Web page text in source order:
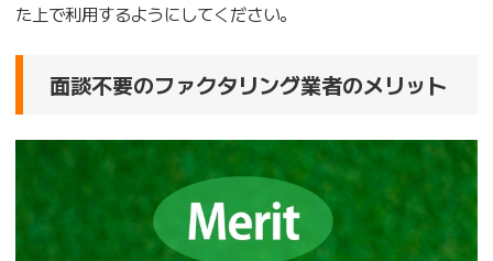
た上で利用するようにしてください。
面談不要のファクタリング業者のメリット